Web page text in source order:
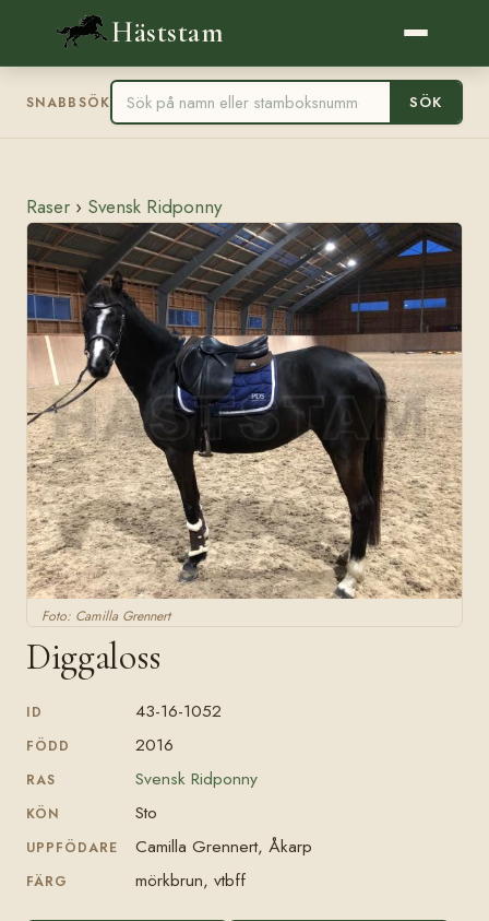
Häststam
SNABBSÖK SÖK
Raser › Svensk Ridponny
Foto: Camilla Grennert
Diggaloss
ID 43-16-1052
FÖDD 2016
RAS Svensk Ridponny
KÖN Sto
UPPFÖDARE Camilla Grennert, Åkarp
FÄRG mörkbrun, vtbff